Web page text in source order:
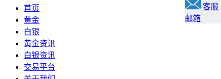
首页
黄金
白银
黄金资讯
白银资讯
交易平台
客服
邮箱